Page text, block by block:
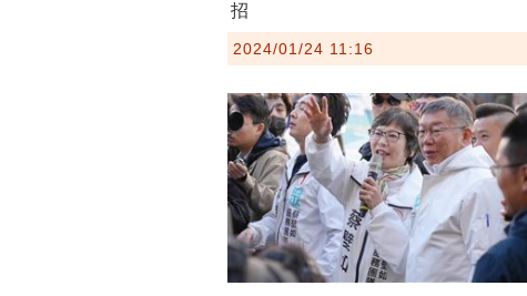
招
2024/01/24 11:16